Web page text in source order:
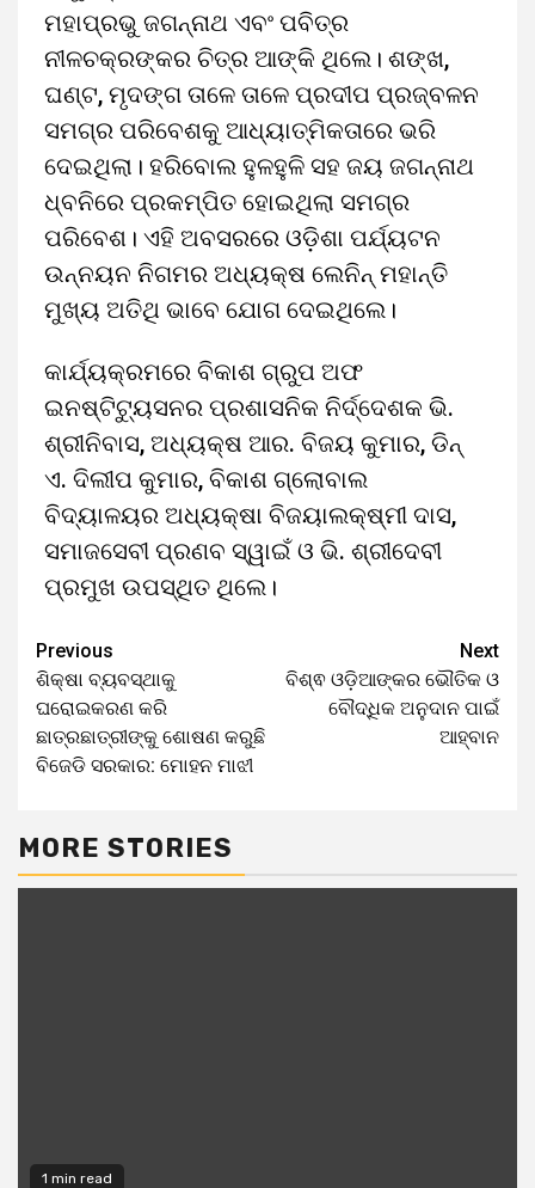
ମହାପ୍ରଭୁ ଜଗନ୍ନାଥ ଏବଂ ପବିତ୍ର
ନୀଳଚକ୍ରଙ୍କର ଚିତ୍ର ଆଙ୍କି ଥିଲେ। ଶଙ୍ଖ,
ଘଣ୍ଟ, ମୃଦଙ୍ଗ ତାଳେ ତାଳେ ପ୍ରଦୀପ ପ୍ରଜ୍ବଳନ
ସମଗ୍ର ପରିବେଶକୁ ଆଧ୍ୟାତ୍ମିକତାରେ ଭରି
ଦେଇଥିଲା‌। ହରିବୋଲ ହୁଳହୁଳି ସହ ଜୟ ଜଗନ୍ନାଥ
ଧ୍ବନିରେ ପ୍ରକମ୍ପିତ ହୋଇଥିଲା ସମଗ୍ର
ପରିବେଶ। ଏହି ଅବସରରେ ଓଡ଼ିଶା ପର୍ଯ୍ୟଟନ
ଉନ୍ନୟନ ନିଗମର ଅଧ୍ୟକ୍ଷ ଲେନିନ୍ ମହାନ୍ତି
ମୁଖ୍ୟ ଅତିଥି ଭାବେ ଯୋଗ ଦେଇଥିଲେ।
କାର୍ଯ୍ୟକ୍ରମରେ ବିକାଶ ଗ୍ରୁପ ଅଫ
ଇନଷ୍ଟିଟ୍ୟୁସନର ପ୍ରଶାସନିକ ନିର୍ଦ୍ଦେଶକ ଭି.
ଶ୍ରୀନିବାସ, ଅଧ୍ୟକ୍ଷ ଆର. ବିଜୟ କୁମାର, ଡିନ୍
ଏ. ଦିଲୀପ କୁମାର, ବିକାଶ ଗ୍ଲୋବାଲ
ବିଦ୍ୟାଳୟର ଅଧ୍ୟକ୍ଷା ବିଜୟାଲକ୍ଷ୍ମୀ ଦାସ,
ସମାଜସେବୀ ପ୍ରଣବ ସ୍ୱାଇଁ ଓ ଭି. ଶ୍ରୀଦେବୀ
ପ୍ରମୁଖ ଉପସ୍ଥିତ ଥିଲେ।
Previous
ଶିକ୍ଷା ବ୍ୟବସ୍ଥାକୁ
ଘରୋଇକରଣ କରି
ଛାତ୍ରଛାତ୍ରୀଙ୍କୁ ଶୋଷଣ କରୁଛି
ବିଜେଡି ସରକାର: ମୋହନ ମାଝୀ
Next
ବିଶ୍ଵ ଓଡ଼ିଆଙ୍କର ଭୌତିକ ଓ
ବୌଦ୍ଧିକ ଅନୁଦାନ ପାଇଁ
ଆହ୍ବାନ
MORE STORIES
1 min read